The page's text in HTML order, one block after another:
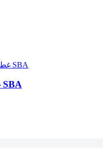
غطاس اوتوماتيك غراندفوس SBA